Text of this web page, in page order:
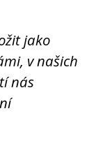
jako
v našich
nás